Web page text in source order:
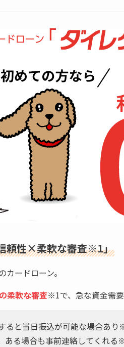
頼性×柔軟な審査※1」
ードローン。
柔軟な審査※1で、急な資金需要
ると当日振込が可能な場合あ
ある場合も事前連絡してくれる